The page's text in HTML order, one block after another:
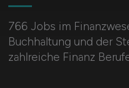
766 Jobs im
Buchhaltung und der
zahlreiche Finanz